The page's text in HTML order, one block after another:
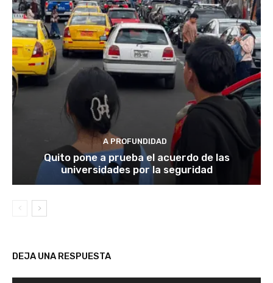
A PROFUNDIDAD
Quito pone a prueba el acuerdo de las
universidades por la seguridad
DEJA UNA RESPUESTA